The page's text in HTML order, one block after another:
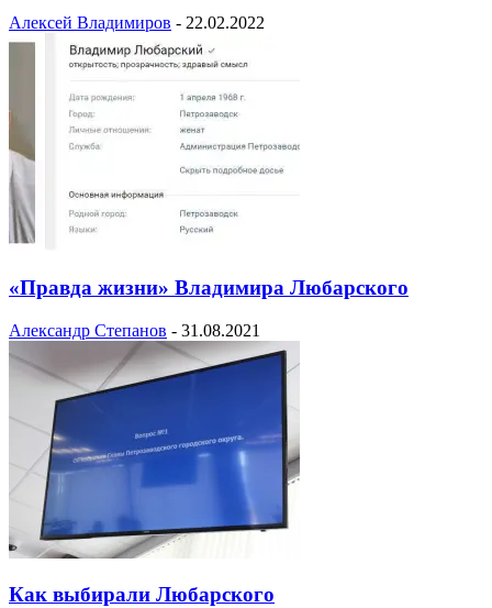
Алексей Владимиров - 22.02.2022
«Правда жизни» Владимира Любарского
Александр Степанов - 31.08.2021
Как выбирали Любарского